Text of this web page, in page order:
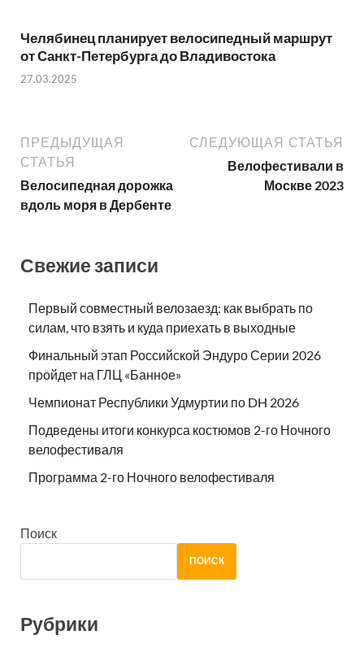
Челябинец планирует велосипедный маршрут
от Санкт-Петербурга до Владивостока
27.03.2025
ПРЕДЫДУЩАЯ
СТАТЬЯ
Велосипедная дорожка
вдоль моря в Дербенте
СЛЕДУЮЩАЯ СТАТЬЯ
Велофестивали в
Москве 2023
Свежие записи
Первый совместный велозаезд: как выбрать по
силам, что взять и куда приехать в выходные
Финальный этап Российской Эндуро Серии 2026
пройдет на ГЛЦ «Банное»
Чемпионат Республики Удмуртии по DH 2026
Подведены итоги конкурса костюмов 2-го Ночного
велофестиваля
Программа 2-го Ночного велофестиваля
Поиск
ПОИСК
Рубрики